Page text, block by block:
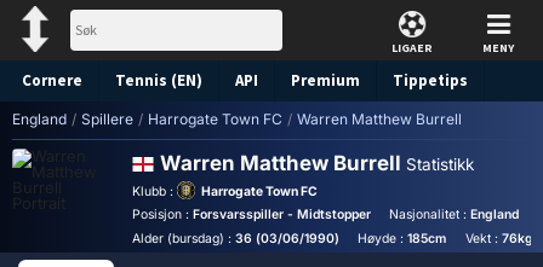
LIGAER MENY
Cornere Tennis (EN) API Premium Tippetips
England / Spillere / Harrogate Town FC / Warren Matthew Burrell
Warren Matthew Burrell Statistikk
Klubb :
Harrogate Town FC
Posisjon : Forsvarsspiller - Midtstopper Nasjonalitet :England
Alder (bursdag) : 36 (03/06/1990) Høyde :185cm Vekt : 76kg